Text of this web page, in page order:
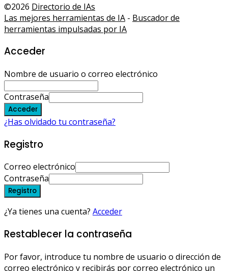
©2026 Directorio de IAs
Las mejores herramientas de IA - Buscador de
herramientas impulsadas por IA
Acceder
Nombre de usuario o correo electrónico
Contraseña
Acceder
¿Has olvidado tu contraseña?
Registro
Correo electrónico
Contraseña
Registro
¿Ya tienes una cuenta? Acceder
Restablecer la contraseña
Por favor, introduce tu nombre de usuario o dirección de
correo electrónico y recibirás por correo electrónico un